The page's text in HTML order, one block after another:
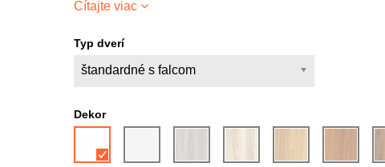
Čítajte viac
Typ dverí
štandardné s falcom
Dekor